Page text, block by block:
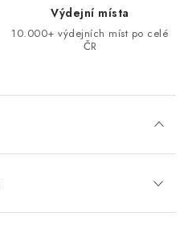
Výdejní místa
10.000+ výdejních míst po celé
ČR